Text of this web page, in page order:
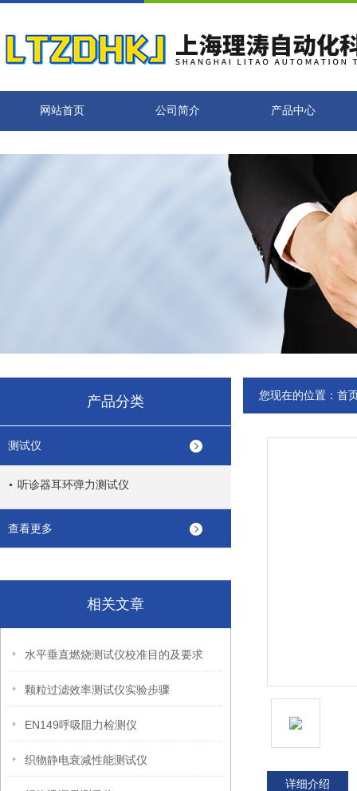
网站首页 公司简介 产品中心
产品分类
测试仪
听诊器耳环弹力测试仪
查看更多
相关文章
水平垂直燃烧测试仪校准目的及要求
颗粒过滤效率测试仪实验步骤
EN149呼吸阻力检测仪
织物静电衰减性能测试仪
您现在的位置： 首
详细介绍